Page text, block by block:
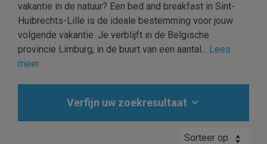
vakantie in de natuur? Een bed and breakfast in Sint-
Huibrechts-Lille is de ideale bestemming voor jouw
volgende vakantie. Je verblijft in de Belgische
provincie Limburg, in de buurt van een aantal... Lees
meer
Verfijn uw zoekresultaat
Sorteer op